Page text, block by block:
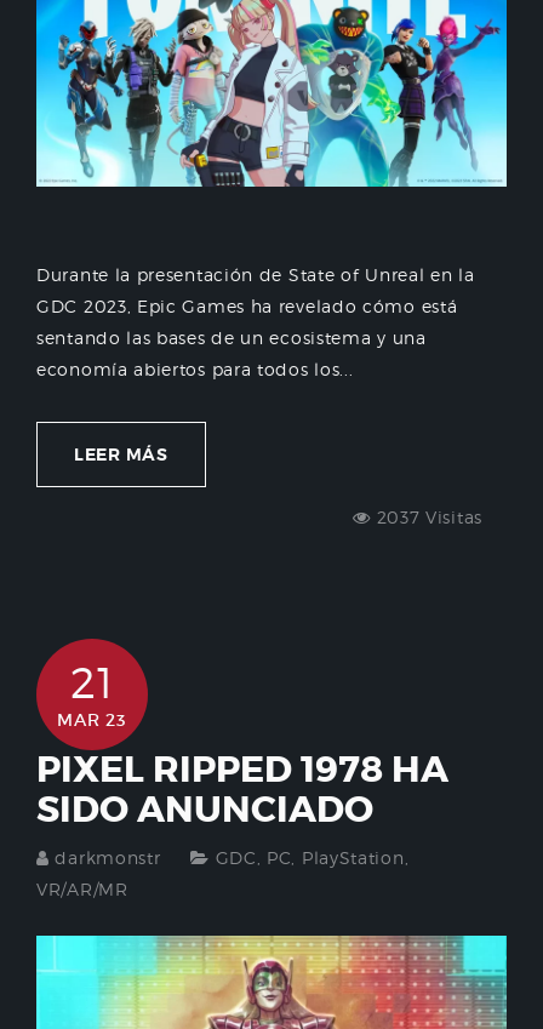
Durante la presentación de State of Unreal en la
GDC 2023, Epic Games ha revelado cómo está
sentando las bases de un ecosistema y una
economía abiertos para todos los...
LEER MÁS
2037 Visitas
21
MAR 23
PIXEL RIPPED 1978 HA
SIDO ANUNCIADO
darkmonstr GDC PC PlayStation
VR/AR/MR